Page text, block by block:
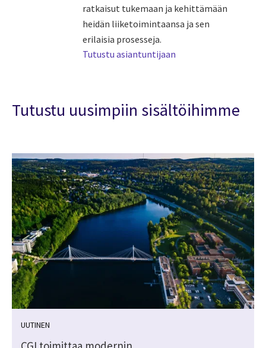
ratkaisut tukemaan ja kehittämään
heidän liiketoimintaansa ja sen
erilaisia prosesseja.
Tutustu asiantuntijaan
Tutustu uusimpiin sisältöihimme
UUTINEN